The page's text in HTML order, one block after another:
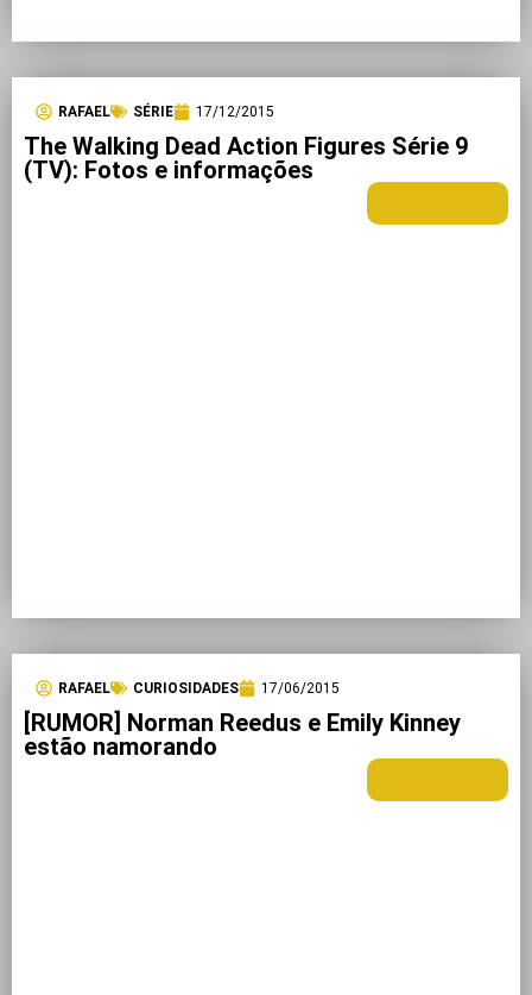
RAFAEL SÉRIE 17/12/2015
The Walking Dead Action Figures Série 9
(TV): Fotos e informações
RAFAEL CURIOSIDADES 17/06/2015
[RUMOR] Norman Reedus e Emily Kinney
estão namorando